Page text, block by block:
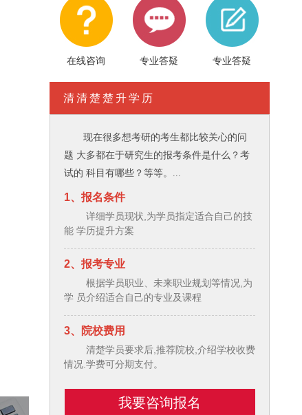
在线咨询 专业答疑 专业答疑
清清楚楚升学历
现在很多想考研的考生都比较关心的问
题 大多都在于研究生的报考条件是什么？考
试的 科目有哪些？等等。...
1、报名条件
详细学员现状,为学员指定适合自己的技
能 学历提升方案
2、报考专业
根据学员职业、未来职业规划等情况,为
学 员介绍适合自己的专业及课程
3、院校费用
清楚学员要求后,推荐院校,介绍学校收费
情况.学费可分期支付。
我要咨询报名